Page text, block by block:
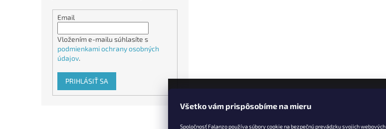
Všetko vám prispôsobíme na mieru
Spoločnosť Falanzo používa súbory cookie na bezpečnú prevádzku svojich webových
Email
Vložením e-mailu súhlasíte s
podmienkami ochrany osobných
údajov.
PRIHLÁSIŤ SA